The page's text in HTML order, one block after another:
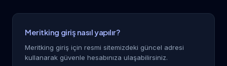
Meritking giriş nasıl yapılır?
Meritking giriş için resmi sitemizdeki güncel adresi
kullanarak güvenle hesabınıza ulaşabilirsiniz.